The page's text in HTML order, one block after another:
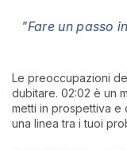
"Fare un passo
Le preoccupazioni
dubitare. 02:02 è un
metti in prospettiva e
una linea tra i tuoi